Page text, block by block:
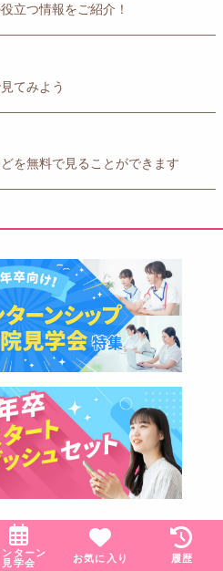
ンターン
見学会
お気に入り 履歴
立つ情報をご紹介！
てみよう
を無料で見ることができます